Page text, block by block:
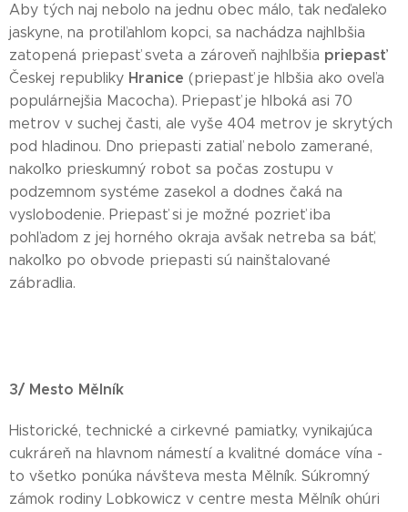
Aby tých naj nebolo na jednu obec málo, tak neďaleko
jaskyne, na protiľahlom kopci, sa nachádza najhlbšia
zatopená priepasť sveta a zároveň najhlbšia priepasť
Českej republiky Hranice (priepasť je hlbšia ako oveľa
populárnejšia Macocha). Priepasť je hlboká asi 70
metrov v suchej časti, ale vyše 404 metrov je skrytých
pod hladinou. Dno priepasti zatiaľ nebolo zamerané,
nakoľko prieskumný robot sa počas zostupu v
podzemnom systéme zasekol a dodnes čaká na
vyslobodenie. Priepasť si je možné pozrieť iba
pohľadom z jej horného okraja avšak netreba sa báť,
nakoľko po obvode priepasti sú nainštalované
zábradlia.
3/ Mesto Mělník
Historické, technické a cirkevné pamiatky, vynikajúca
cukráreň na hlavnom námestí a kvalitné domáce vína -
to všetko ponúka návšteva mesta Mělník. Súkromný
zámok rodiny Lobkowicz v centre mesta Mělník ohúri